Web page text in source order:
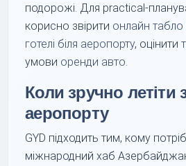
подорожі. Для practical-
корисно звірити онлайн табло
готелі біля аеропорту, оцінити
умови оренди авто
Коли зручно летіти
аеропорту
GYD підходить тим, кому
міжнародний хаб